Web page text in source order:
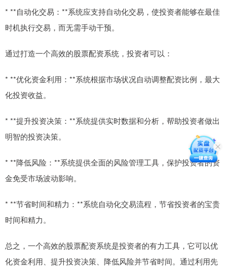
* **自动化交易：**系统应支持自动化交易，使投资者能够在最佳
时机执行交易，而无需手动干预。
通过打造一个高效的股票配资系统，投资者可以：
* **优化资金利用：**系统根据市场状况自动调整配资比例，最大
化投资收益。
* **提升投资决策：**系统提供实时数据和分析，帮助投资者做出
明智的投资决策。
* **降低风险：**系统提供全面的风险管理工具，保护投资者的资
金免受市场波动影响。
* **节省时间和精力：**系统自动化交易流程，节省投资者的宝贵
时间和精力。
总之，一个高效的股票配资系统是投资者的有力工具，它可以优
化资金利用、提升投资决策、降低风险并节省时间。通过利用先